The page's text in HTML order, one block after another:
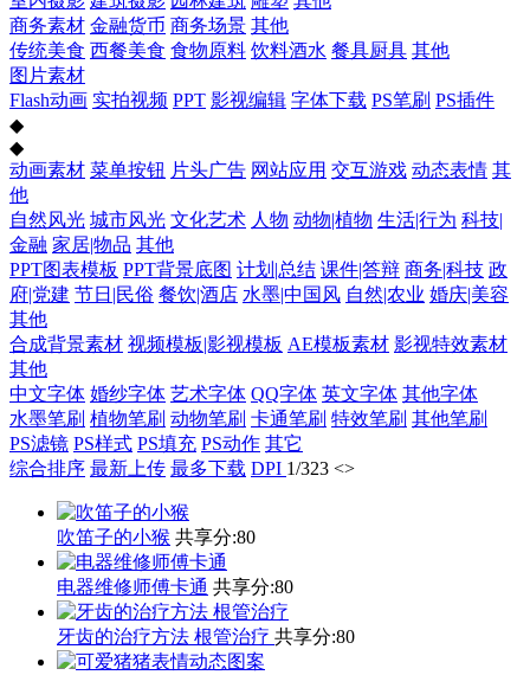
商务素材 金融货币 商务场景 其他
传统美食 西餐美食 食物原料 饮料酒水 餐具厨具 其他
图片素材
Flash动画 实拍视频 PPT 影视编辑 字体下载 PS笔刷 PS插件
◆
◆
动画素材 菜单按钮 片头广告 网站应用 交互游戏 动态表情 其
他
自然风光 城市风光 文化艺术 人物 动物|植物 生活|行为 科技|
金融 家居|物品 其他
PPT图表模板 PPT背景底图 计划|总结 课件|答辩 商务|科技 政
府|党建 节日|民俗 餐饮|酒店 水墨|中国风 自然|农业 婚庆|美容
其他
合成背景素材 视频模板|影视模板 AE模板素材 影视特效素材
其他
中文字体 婚纱字体 艺术字体 QQ字体 英文字体 其他字体
水墨笔刷 植物笔刷 动物笔刷 卡通笔刷 特效笔刷 其他笔刷
PS滤镜 PS样式 PS填充 PS动作 其它
综合排序 最新上传 最多下载 DPI 1/323 <>
吹笛子的小猴 共享分:80
电器维修师傅卡通 共享分:80
牙齿的治疗方法 根管治疗 共享分:80